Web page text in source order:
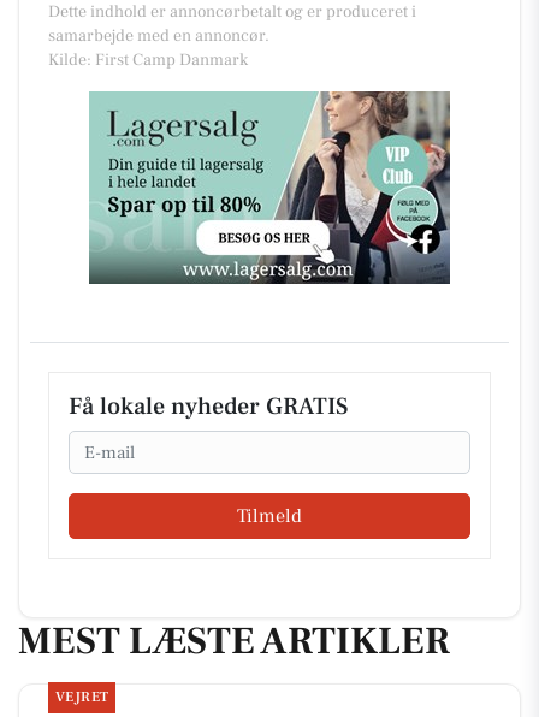
Dette indhold er annoncørbetalt og er produceret i
samarbejde med en annoncør.
Kilde: First Camp Danmark
Få lokale nyheder GRATIS
Email
Tilmeld
MEST LÆSTE ARTIKLER
VEJRET